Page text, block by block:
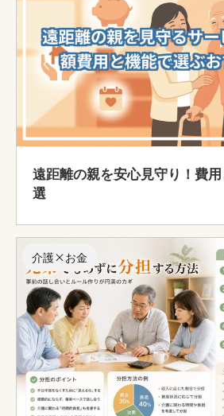
遠距離の親を安心見守り！費
選
介護×お金